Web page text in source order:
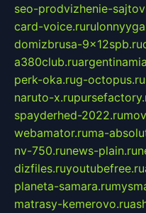
seo-prodvizhenie-
card-voice.ru
domizbrusa-9x12spb.ru
a380club.ru
perk-oka.rug-octopus.ru
naruto-x.ru
spayderhed-2022.ru
webamator.ruma-
nv-750.runews-plain.ru
dizfiles.ruyoutubefree.ru
planeta-samara.ru
matrasy-kemerovo.ru